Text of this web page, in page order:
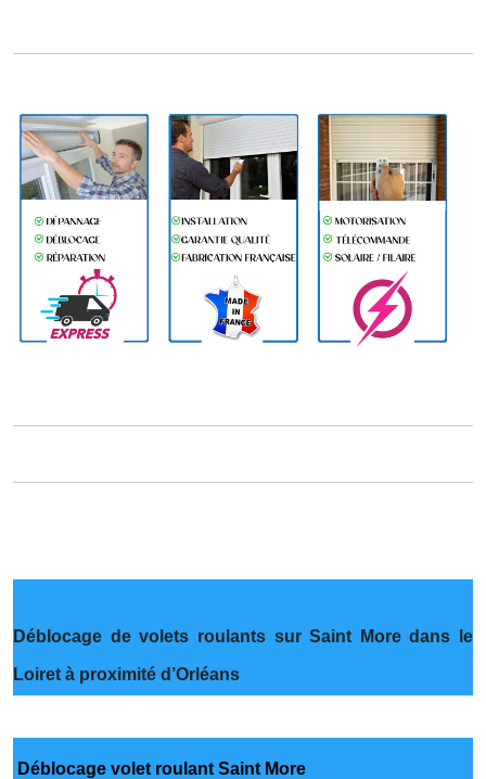
Déblocage de volets roulants sur Saint More dans le
Loiret à proximité d’Orléans
Déblocage volet roulant Saint More